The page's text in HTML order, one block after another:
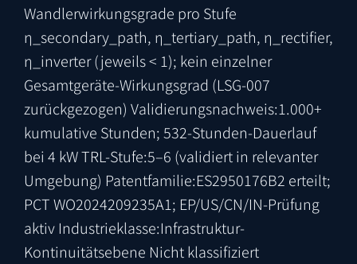
Wandlerwirkungsgrade pro Stufe
η_secondary_path, η_tertiary_path, η_rectifier,
η_inverter (jeweils < 1); kein einzelner
Gesamtgeräte-Wirkungsgrad (LSG-007
zurückgezogen) Validierungsnachweis:1.000+
kumulative Stunden; 532-Stunden-Dauerlauf
bei 4 kWTRL-Stufe:5–6 (validiert in relevanter
Umgebung) Patentfamilie:ES2950176B2 erteilt;
PCTWO2024209235A1; EP/US/CN/IN-Prüfung
aktiv Industrieklasse:Infrastruktur-
Kontinuitätsebene Nicht klassifiziert